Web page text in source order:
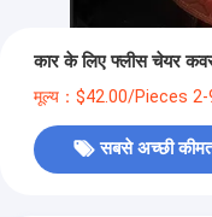
कार के लिए फ्लीस चेयर
मूल्य：$42.00/Pieces
सबसे अच्छी